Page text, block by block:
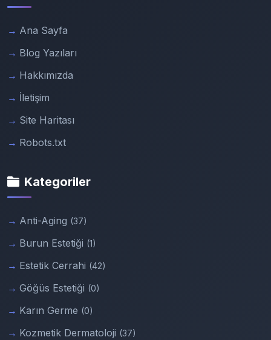
Ana Sayfa
Blog Yazıları
Hakkımızda
İletişim
Site Haritası
Robots.txt
Kategoriler
Anti-Aging (37)
Burun Estetiği (1)
Estetik Cerrahi (42)
Göğüs Estetiği (0)
Karın Germe (0)
Kozmetik Dermatoloji (37)